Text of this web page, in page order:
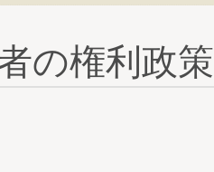
の権利政策